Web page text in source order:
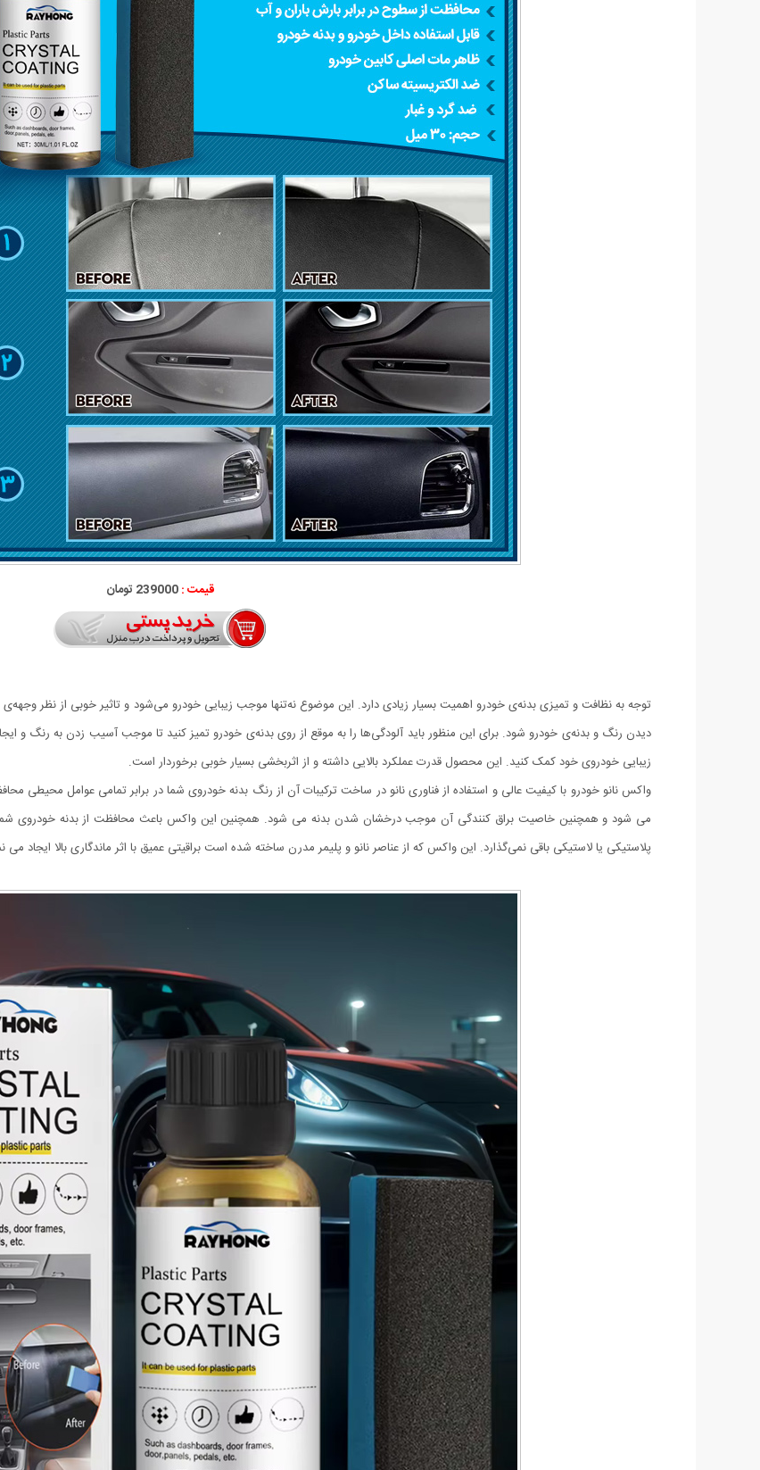
قیمت :239000 تومان
توجه به نظافت و تمیزی بدنه‌ی خودرو اهمیت بسیار زیادی دارد. این موضوع نه‌تنها موجب زیبایی خودرو می‌شود و تاثیر خوبی از نظر
دیدن رنگ و بدنه‌ی خودرو شود. برای این منظور باید آلودگی‌ها را به موقع از روی بدنه‌ی خودرو تمیز کنید تا موجب آسیب زدن به رنگ و
زیبایی خودروی خود کمک کنید. این محصول قدرت عملکرد بالایی داشته و از اثربخشی بسیار خوبی برخوردار است.
واکس نانو خودرو با کیفیت عالی و استفاده از فناوری نانو در ساخت ترکیبات آن از رنگ بدنه خودروی شما در برابر تمامی عوامل
می شود و همچنین خاصیت براق کنندگی آن موجب درخشان شدن بدنه می شود. همچنین این واکس باعث محافظت از بدنه خودروی شما
پلاستیکی یا لاستیکی باقی نمی‌گذارد. این واکس که از عناصر نانو و پلیمر مدرن ساخته شده است براقیتی عمیق با اثر ماندگاری بالا